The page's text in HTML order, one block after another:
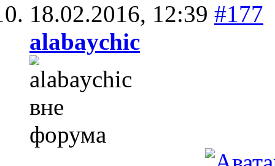
18.02.2016, 12:39 #177
alabaychic